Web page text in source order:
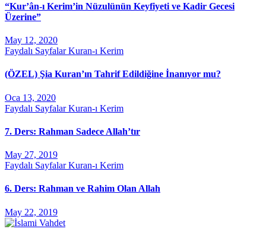
“Kur’ân-ı Kerim’in Nüzulünün Keyfiyeti ve Kadir Gecesi
Üzerine”
May 12, 2020
Faydalı SayfalarKuran-ı Kerim
(ÖZEL) Şia Kuran’ın Tahrif Edildiğine İnanıyor mu?
Oca 13, 2020
Faydalı SayfalarKuran-ı Kerim
7. Ders: Rahman Sadece Allah’tır
May 27, 2019
Faydalı SayfalarKuran-ı Kerim
6. Ders: Rahman ve Rahim Olan Allah
May 22, 2019